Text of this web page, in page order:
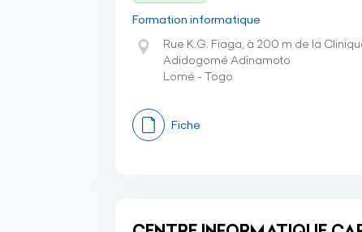
Formation informatique
Rue K.G. Fiaga, à 200 m de la
Adidogomé Adinamoto
Lomé - Togo
Fiche